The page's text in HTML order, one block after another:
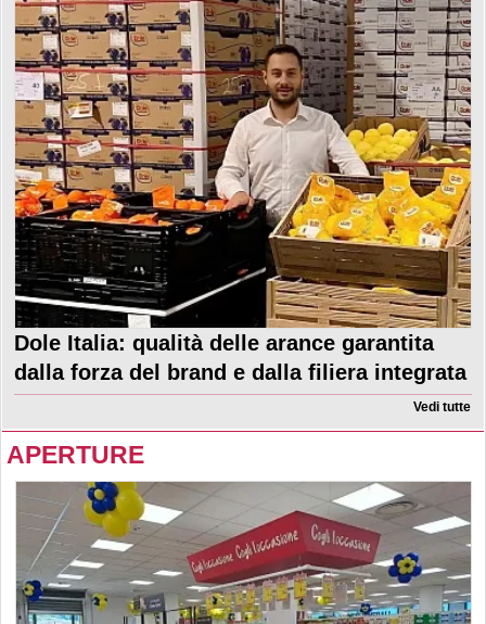
Dole Italia: qualità delle arance garantita
dalla forza del brand e dalla filiera integrata
Vedi tutte
APERTURE